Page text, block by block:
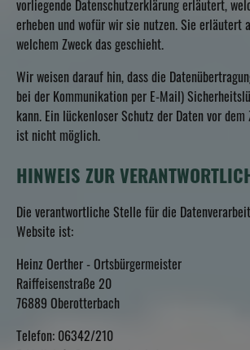
vorliegende Datenschutzerklärung erläutert,
erheben und wofür wir sie nutzen. Sie erläutert
welchem Zweck das geschieht.
Wir weisen darauf hin, dass die
bei der Kommunikation per E-Mail)
kann. Ein lückenloser Schutz der Daten vor
ist nicht möglich.
HINWEIS ZUR
Die verantwortliche Stelle für die
Website ist:
Heinz Oerther - Ortsbürgermeister
Raiffeisenstraße 20
76889 Oberotterbach
Telefon: 06342/210